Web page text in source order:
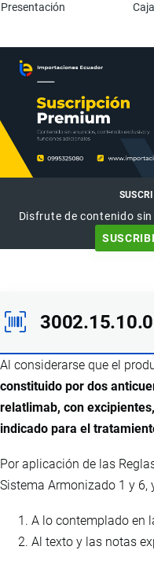
Presentación
Disfrute de contenido
Al considerarse que el
constituido por dos
relatlimab, con
indicado para el
Por aplicación de las
Sistema Armonizado 1 y 6,
A lo contemplado en
Al texto y las notas